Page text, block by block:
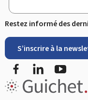
Restez informé des
S’inscrire à la
FacebookLinkedIn